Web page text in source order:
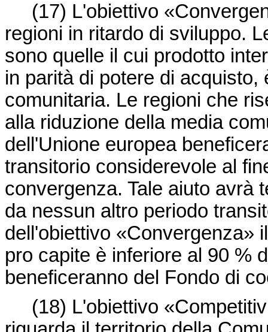
(17) L'obiettivo
regioni in ritardo di sviluppo.
sono quelle il cui prodotto
in parità di potere di
comunitaria. Le regioni che
alla riduzione della media
dell'Unione europea
transitorio considerevole al
convergenza. Tale aiuto avrà
da nessun altro periodo
dell'obiettivo «Convergenza»
pro capite è inferiore al 90 %
beneficeranno del Fondo di
(18) L'obiettivo